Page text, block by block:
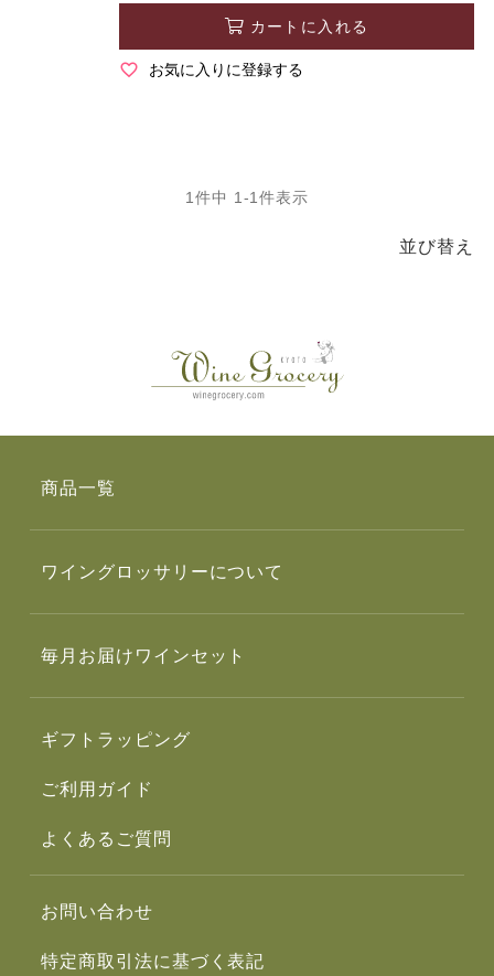
カートに入れる
お気に入りに登録する
並び替え
1 件中 1 -1件表示
商品一覧
ワイングロッサリーについて
毎月お届けワインセット
ギフトラッピング
ご利用ガイド
よくあるご質問
お問い合わせ
特定商取引法に基づく表記